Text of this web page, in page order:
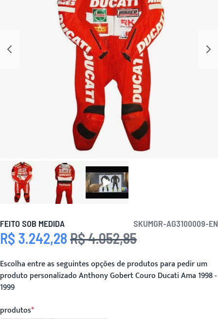
FEITO SOB MEDIDA SKUMGR-AG3100009-EN
Preço Especial
R$ 3.242,28 Preço
R$ 4.052,85
Escolha entre as seguintes opções de produtos para pedir um
produto personalizado Anthony Gobert Couro Ducati Ama 1998 -
1999
produtos